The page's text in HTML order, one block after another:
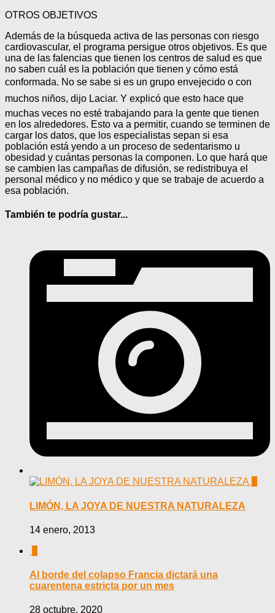
OTROS OBJETIVOS
Además de la búsqueda activa de las personas con riesgo
cardiovascular, el programa persigue otros objetivos. Es que
una de las falencias que tienen los centros de salud es que
no saben cuál es la población que tienen y cómo está
conformada. No se sabe si es un grupo envejecido o con
muchos niños, dijo Laciar. Y explicó que esto hace que
muchas veces no esté trabajando para la gente que tienen
en los alrededores. Esto va a permitir, cuando se terminen de
cargar los datos, que los especialistas sepan si esa
población está yendo a un proceso de sedentarismo u
obesidad y cuántas personas la componen. Lo que hará que
se cambien las campañas de difusión, se redistribuya el
personal médico y no médico y que se trabaje de acuerdo a
esa población.
También te podría gustar...
LIMÓN, LA JOYA DE NUESTRA NATURALEZA
14 enero, 2013
Al borde del colapso Francia dictará una
cuarentena estricta por un mes
28 octubre, 2020